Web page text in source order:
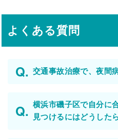
よくある質問
交通事故治療で、夜間
横浜市磯子区で自分に
見つけるにはどうした